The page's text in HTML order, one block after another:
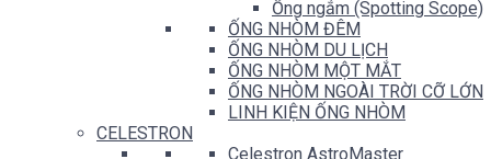
Ống ngắm (Spotting Scope)
ỐNG NHÒM ĐÊM
ỐNG NHÒM DU LỊCH
ỐNG NHÒM MỘT MẮT
ỐNG NHÒM NGOÀI TRỜI CỠ LỚN
LINH KIỆN ỐNG NHÒM
CELESTRON
Celestron AstroMaster